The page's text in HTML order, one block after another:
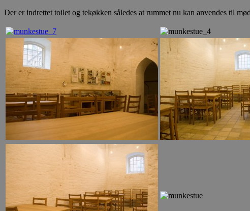
Der er indrettet toilet og tekøkken således at rummet nu kan anvendes til